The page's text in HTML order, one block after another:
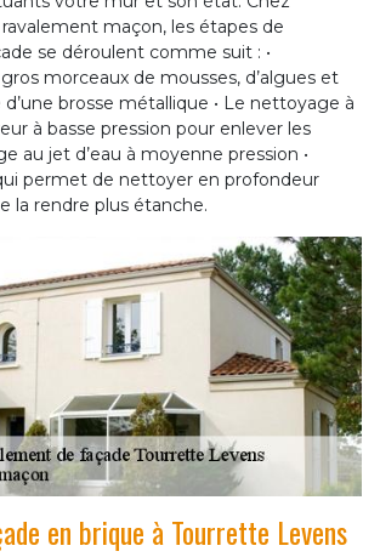
maçon, les étapes de
se déroulent comme suit : •
morceaux de mousses, d’algues et
d’une brosse métallique • Le nettoyage à
à basse pression pour enlever les
au jet d’eau à moyenne pression •
permet de nettoyer en profondeur
la rendre plus étanche.
en brique à Tourrette Levens